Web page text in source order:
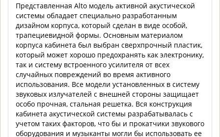
Представленная Alto модель активной акустической
системы обладает специально разработанным
дизайном корпуса, который сделан в виде особой,
трапециевидной формы. Основным материалом
корпуса кабинета был выбран сверхпрочный пластик,
который может хорошо предохранять как электронику,
так и систему встроенного усилителя от всех
случайных повреждений во время активного
использования. Все модели установленных в систему
звуковых излучателей с внешней стороны защищает
особо прочная, стальная решетка. Вся конструкция
кабинета акустической системы разрабатывалась с
учетом таких факторов, что бы и прокатчики звукового
оборудования и музыканты могли бы использовать ее